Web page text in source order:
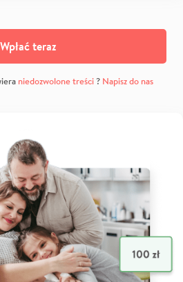
Wpłać teraz
niedozwolone treści? Napisz do nas